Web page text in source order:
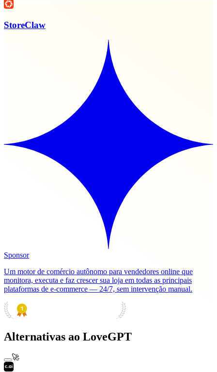
StoreClaw
Sponsor
Um motor de comércio autônomo para vendedores online que
monitora, executa e faz crescer sua loja em todas as principais
plataformas de e-commerce — 24/7, sem intervenção manual.
Alternativas ao LoveGPT
🚀